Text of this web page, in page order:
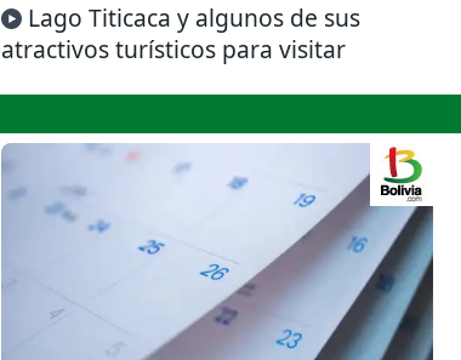
Lago Titicaca y algunos de sus
atractivos turísticos para visitar